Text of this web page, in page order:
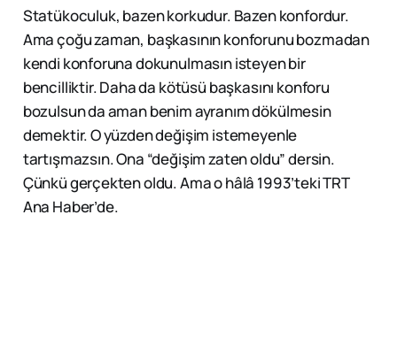
Statükoculuk, bazen korkudur. Bazen konfordur.
Ama çoğu zaman, başkasının konforunu bozmadan
kendi konforuna dokunulmasın isteyen bir
bencilliktir. Daha da kötüsü başkasını konforu
bozulsun da aman benim ayranım dökülmesin
demektir. O yüzden değişim istemeyenle
tartışmazsın. Ona “değişim zaten oldu” dersin.
Çünkü gerçekten oldu. Ama o hâlâ 1993’teki TRT
Ana Haber’de.